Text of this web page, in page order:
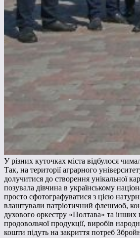
У різних куточках міста відбулося
Так, на території аграрного
долучитися до створення унікальної
позувала дівчина в українському
просто сфотографуватися з цією
влаштували патріотичний флешмоб,
духового оркестру «Полтава» та інших
продовольчої продукції, виробів
кошти підуть на закриття потреб